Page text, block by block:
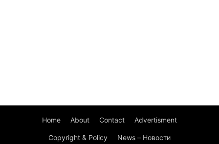
Home About Contact Advertisment
Copyright & Policy News – Новости